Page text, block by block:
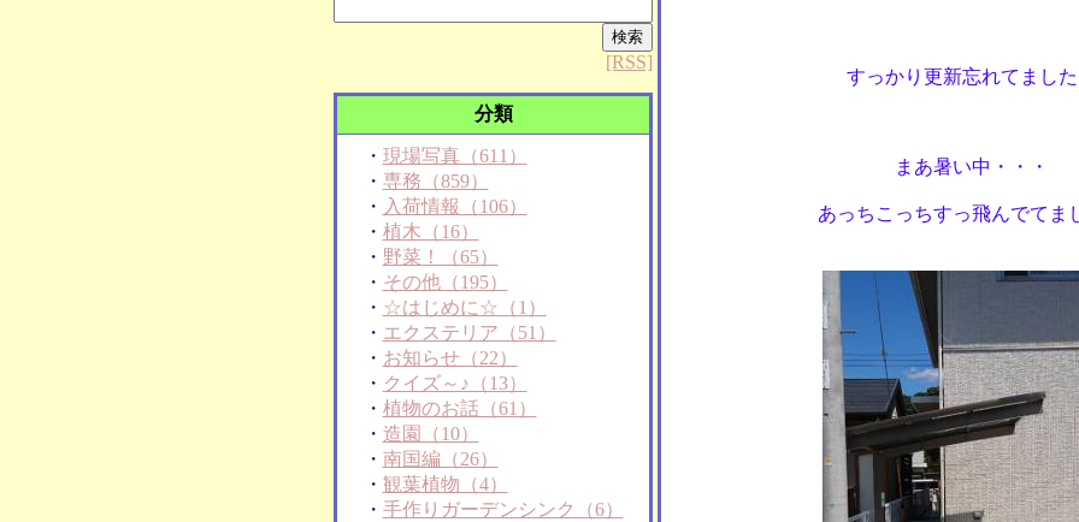
[RSS]
分類
・ 現場写真（611）
・ 専務（859）
・ 入荷情報（106）
・ 植木（16）
・ 野菜！（65）
・ その他（195）
・ ☆はじめに☆（1）
・ エクステリア（51）
・ お知らせ（22）
・ クイズ～♪（13）
・ 植物のお話（61）
・ 造園（10）
・ 南国編（26）
・ 観葉植物（4）
・ 手作りガーデンシンク（6）
すっかり更新忘れてまし
まあ暑い中・・・
あっちこっちすっ飛んでてま